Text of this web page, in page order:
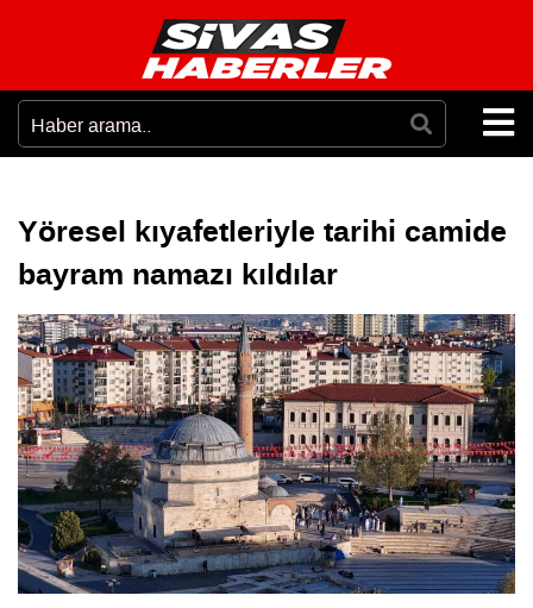
Yöresel kıyafetleriyle tarihi camide
bayram namazı kıldılar